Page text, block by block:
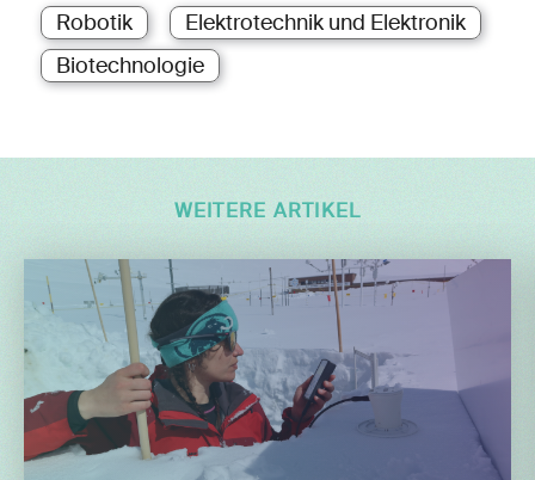
Robotik
Elektrotechnik und Elektronik
Biotechnologie
WEITERE ARTIKEL